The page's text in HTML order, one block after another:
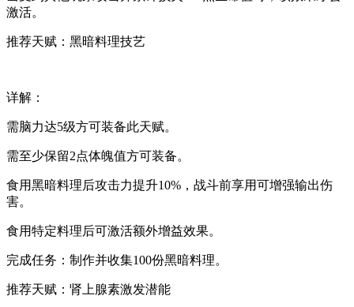
激活。
推荐天赋：黑暗料理技艺
详解：
需脑力达5级方可装备此天赋。
需至少保留2点体魄值方可装备。
食用黑暗料理后攻击力提升10%，战斗前享用可增强输出伤
害。
食用特定料理后可激活额外增益效果。
完成任务：制作并收集100份黑暗料理。
推荐天赋：肾上腺素激发潜能